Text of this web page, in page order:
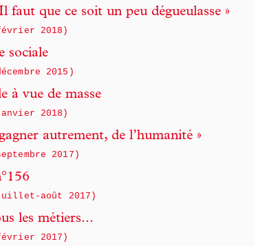
faut que ce soit un peu dégueulasse »
2018)
sociale
2015)
à vue de masse
2018)
autrement, de l’humanité »
2017)
août 2017)
les métiers...
2017)